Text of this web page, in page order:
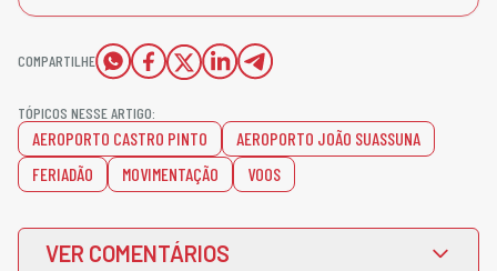
COMPARTILHE
TÓPICOS NESSE ARTIGO:
AEROPORTO CASTRO PINTO
AEROPORTO JOÃO SUASSUNA
FERIADÃO
MOVIMENTAÇÃO VOOS
VER COMENTÁRIOS